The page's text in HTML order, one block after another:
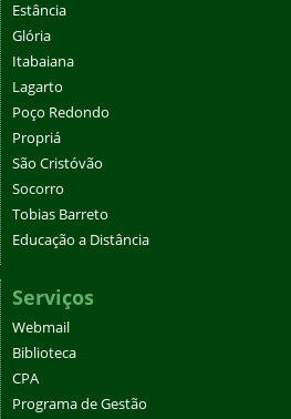
Estância
Glória
Itabaiana
Lagarto
Poço Redondo
Propriá
São Cristóvão
Socorro
Tobias Barreto
Educação a Distância
Serviços
Webmail
Biblioteca
CPA
Programa de Gestão